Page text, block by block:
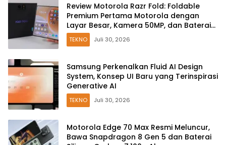
Review Motorola Razr Fold: Foldable
Premium Pertama Motorola dengan
Layar Besar, Kamera 50MP, dan Baterai
6000mAh
TEKNO Juli 30, 2026
Samsung Perkenalkan Fluid AI Design
System, Konsep UI Baru yang Terinspirasi
Generative AI
TEKNO Juli 30, 2026
Motorola Edge 70 Max Resmi Meluncur,
Bawa Snapdragon 8 Gen 5 dan Baterai